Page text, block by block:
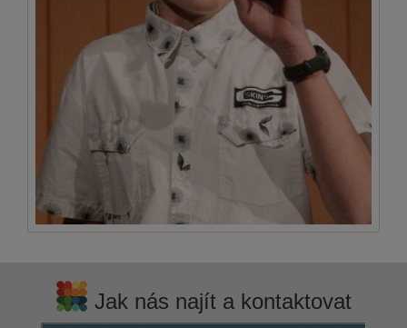
Jak nás najít a kontaktovat